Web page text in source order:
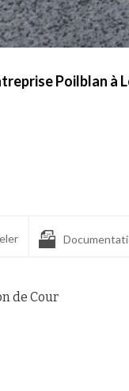
Poilblan à
de Cour